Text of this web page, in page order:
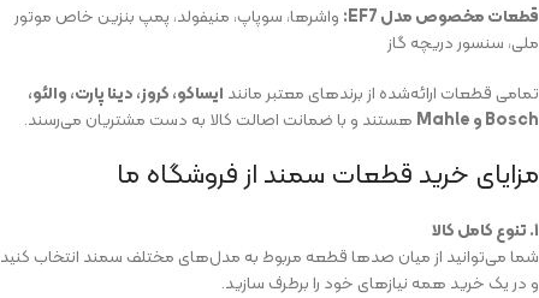
قطعات مخصوص مدل EF7:
واشرها، سوپاپ، منیفولد، پمپ بنزین خاص موتور
ملی، سنسور دریچه گاز
تمامی قطعات ارائه‌شده از برندهای معتبر مانند ایساکو، کروز، دینا پارت، والئو،
Bosch و Mahle
هستند و با ضمانت اصالت کالا به دست مشتریان می‌رسند.
مزایای خرید قطعات سمند از فروشگاه ما
۱. تنوع کامل کالا
شما می‌توانید از میان صدها قطعه مربوط به مدل‌های مختلف سمند انتخاب کنید
و در یک خرید همه نیازهای خود را برطرف سازید.